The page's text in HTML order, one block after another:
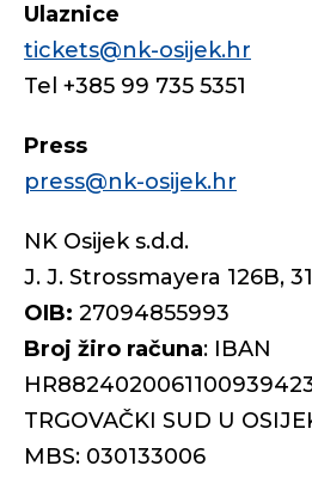
Ulaznice
tickets@nk-osijek.hr
Tel +385 99 735 5351
Press
press@nk-osijek.hr
NK Osijek s.d.d.
J. J. Strossmayera 126B,
OIB: 27094855993
Broj žiro računa: IBAN
TRGOVAČKI SUD U
MBS: 030133006